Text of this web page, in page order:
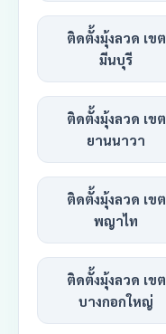
ติดตั้งมุ้งลวด เขต
มีนบุรี
ติดตั้งมุ้งลวด เขต
ยานนาวา
ติดตั้งมุ้งลวด เขต
พญาไท
ติดตั้งมุ้งลวด เขต
บางกอกใหญ่